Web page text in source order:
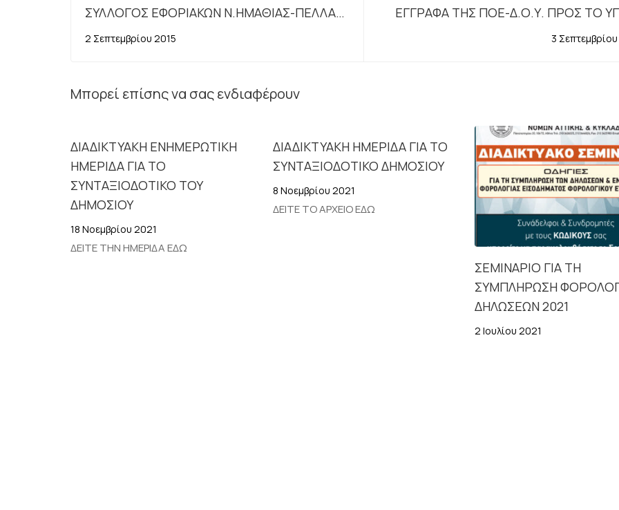
ΣΥΛΛΟΓΟΣ ΕΦΟΡΙΑΚΩΝ Ν.ΗΜΑΘΙΑΣ-ΠΕΛΛΑΣ-
ΠΙΕΡΙΑΣ : ΔΙΑΔΗΛΩΣΗ ΣΤΗ ΔΕΘ.
2 Σεπτεμβρίου 2015
ΕΓΓΡΑΦΑ ΤΗΣ ΠΟΕ-Δ.Ο.Υ. ΠΡΟΣ ΤΟ
3
Μπορεί επίσης να σας ενδιαφέρουν
ΔΙΑΔΙΚΤΥΑΚΗ ΕΝΗΜΕΡΩΤΙΚΗ
ΗΜΕΡΙΔΑ ΓΙΑ ΤΟ
ΣΥΝΤΑΞΙΟΔΟΤΙΚΟ ΤΟΥ
ΔΗΜΟΣΙΟΥ
18 Νοεμβρίου 2021
ΔΕΙΤΕ ΤΗΝ ΗΜΕΡΙΔΑ ΕΔΩ
ΔΙΑΔΙΚΤΥΑΚΗ ΗΜΕΡΙΔΑ ΓΙΑ ΤΟ
ΣΥΝΤΑΞΙΟΔΟΤΙΚΟ ΔΗΜΟΣΙΟΥ
8 Νοεμβρίου 2021
ΔΕΙΤΕ ΤΟ ΑΡΧΕΙΟ ΕΔΩ
ΣΕΜΙΝΑΡΙΟ ΓΙΑ ΤΗ
ΣΥΜΠΛΗΡΩΣΗ
ΔΗΛΩΣΕΩΝ 2021
2 Ιουλίου 2021